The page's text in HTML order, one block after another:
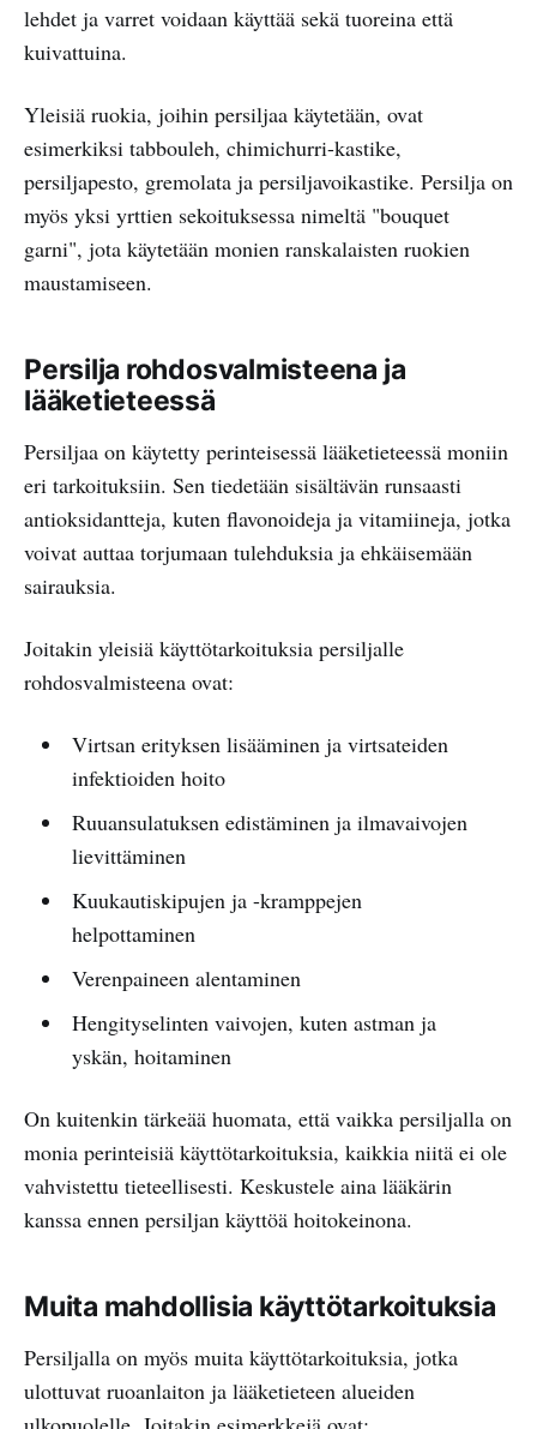
lehdet ja varret voidaan käyttää sekä tuoreina että
kuivattuina.
Yleisiä ruokia, joihin persiljaa käytetään, ovat
esimerkiksi tabbouleh, chimichurri-kastike,
persiljapesto, gremolata ja persiljavoikastike. Persilja on
myös yksi yrttien sekoituksessa nimeltä "bouquet
garni", jota käytetään monien ranskalaisten ruokien
maustamiseen.
Persilja rohdosvalmisteena ja
lääketieteessä
Persiljaa on käytetty perinteisessä lääketieteessä moniin
eri tarkoituksiin. Sen tiedetään sisältävän runsaasti
antioksidantteja, kuten flavonoideja ja vitamiineja, jotka
voivat auttaa torjumaan tulehduksia ja ehkäisemään
sairauksia.
Joitakin yleisiä käyttötarkoituksia persiljalle
rohdosvalmisteena ovat:
Virtsan erityksen lisääminen ja virtsateiden
infektioiden hoito
Ruuansulatuksen edistäminen ja ilmavaivojen
lievittäminen
Kuukautiskipujen ja -kramppejen
helpottaminen
Verenpaineen alentaminen
Hengityselinten vaivojen, kuten astman ja
yskän, hoitaminen
On kuitenkin tärkeää huomata, että vaikka persiljalla on
monia perinteisiä käyttötarkoituksia, kaikkia niitä ei ole
vahvistettu tieteellisesti. Keskustele aina lääkärin
kanssa ennen persiljan käyttöä hoitokeinona.
Muita mahdollisia käyttötarkoituksia
Persiljalla on myös muita käyttötarkoituksia, jotka
ulottuvat ruoanlaiton ja lääketieteen alueiden